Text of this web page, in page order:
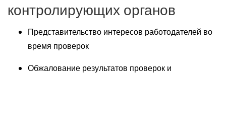
контролирующих органов
Представительство интересов работодателей во
время проверок
Обжалование результатов проверок и